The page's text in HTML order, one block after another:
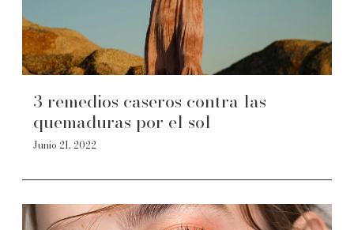
3 remedios caseros contra las
quemaduras por el sol
Junio 21, 2022